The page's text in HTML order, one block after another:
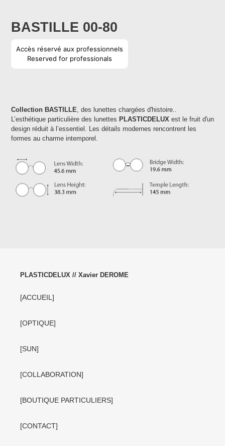
BASTILLE 00-80
Prix
normal
Accès réservé aux professionnels
Reserved for professionals
produit
à
votre
panier
Collection BASTILLE, des lunettes chargées d'histoire..
L’esthétique particulière des lunettes PLASTICDELUX est le fruit d'un
design réduit à l’essentiel. Les détails modernes rencontrent les
formes au charme intemporel.
PLASTICDELUX // Xavier DEROME
[ACCUEIL]
[OPTIQUE]
[SUN]
[COLLABORATION]
[BOUTIQUE PARTICULIERS]
[CONTACT]